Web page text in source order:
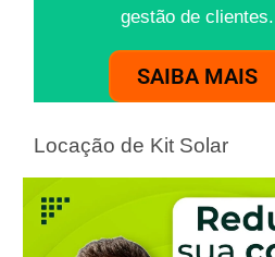
gestão de clientes.
SAIBA MAIS
Locação de Kit Solar